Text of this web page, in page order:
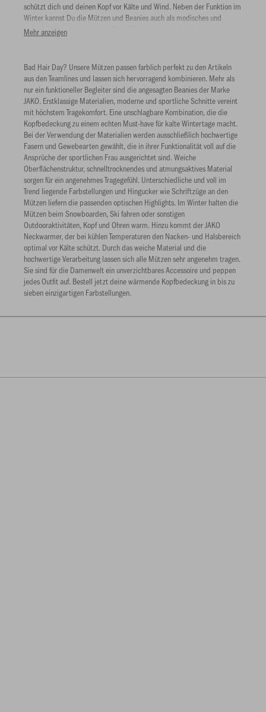
schützt dich und deinen Kopf vor Kälte und Wind. Neben der Funktion im
Winter kannst Du die Mützen und Beanies auch als modisches und
stylisches Accessoire tragen. Ob im Melange Look oder im klassischen
Design. Jede Dame findet im JAKO Shop ihre Lieblingsmütze.
Mehr anzeigen
Bad Hair Day? Unsere Mützen passen farblich perfekt zu den Artikeln
aus den Teamlines und lassen sich hervorragend kombinieren. Mehr als
nur ein funktioneller Begleiter sind die angesagten Beanies der Marke
JAKO. Erstklassige Materialien, moderne und sportliche Schnitte vereint
mit höchstem Tragekomfort. Eine unschlagbare Kombination, die die
Kopfbedeckung zu einem echten Must-have für kalte Wintertage macht.
Bei der Verwendung der Materialien werden ausschließlich hochwertige
Fasern und Gewebearten gewählt, die in ihrer Funktionalität voll auf die
Ansprüche der sportlichen Frau ausgerichtet sind. Weiche
Oberflächenstruktur, schnelltrocknendes und atmungsaktives Material
sorgen für ein angenehmes Tragegefühl. Unterschiedliche und voll im
Trend liegende Farbstellungen und Hingucker wie Schriftzüge an den
Mützen liefern die passenden optischen Highlights. Im Winter halten die
Mützen beim Snowboarden, Ski fahren oder sonstigen
Outdooraktivitäten, Kopf und Ohren warm. Hinzu kommt der JAKO
Neckwarmer, der bei kühlen Temperaturen den Nacken- und Halsbereich
optimal vor Kälte schützt. Durch das weiche Material und die
hochwertige Verarbeitung lassen sich alle Mützen sehr angenehm tragen.
Sie sind für die Damenwelt ein unverzichtbares Accessoire und peppen
jedes Outfit auf. Bestell jetzt deine wärmende Kopfbedeckung in bis zu
sieben einzigartigen Farbstellungen.